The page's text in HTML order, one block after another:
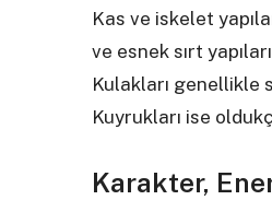
Kas ve iskelet
ve esnek sırt
Kulakları genellikle
Kuyrukları ise
Karakter,